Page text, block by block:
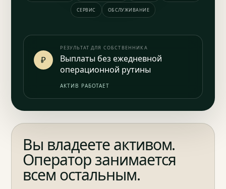
СЕРВИС ОБСЛУЖИВАНИЕ
₽
РЕЗУЛЬТАТ ДЛЯ СОБСТВЕННИКА
Выплаты без ежедневной
операционной рутины
АКТИВ РАБОТАЕТ
Вы владеете активом.
Оператор занимается
всем остальным.